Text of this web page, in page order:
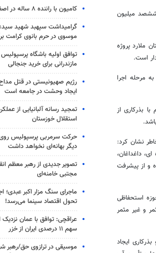
و جنگل را شامل می شود با اعتبار ۲ میلیارد و ششصد میلیون
ملارد پروژه
مرحله اجرا
بذرکاری از
نشان کرد:
داغداغان،
شده و از پیشرفت
استحفاظی
و غیر مثمر
ایجاد
کامیون با راننده ۸ ساله در اصفهان توقیف شد
گرامیداشت سپهبد شهید
موسوی در حرم بانوی کرامت
توافق اولیه باشگاه
مازندرانی برای خرید جنجالی
رژیم صهیونیستی در قتل
ایجاد وحشت در جامعه است
تمجید رسانه آلبانیایی از
استقلال خوزستان
حرکت سرمربی پرسپولیس روی
دیگر بهانه‌ای نخواهد داشت
تصویر جدیدی از رهبر معظم
مجتبی خامنه‌ای
ماجرای سنگ مزار اکبر عبدی؛
تحول اقتصاد سینما می‌رسد!
عراقچی: توافق با عمان
سهم ۱۱ درصدی ایران از خزر
موسیقی در ترازوی حق/رهبر